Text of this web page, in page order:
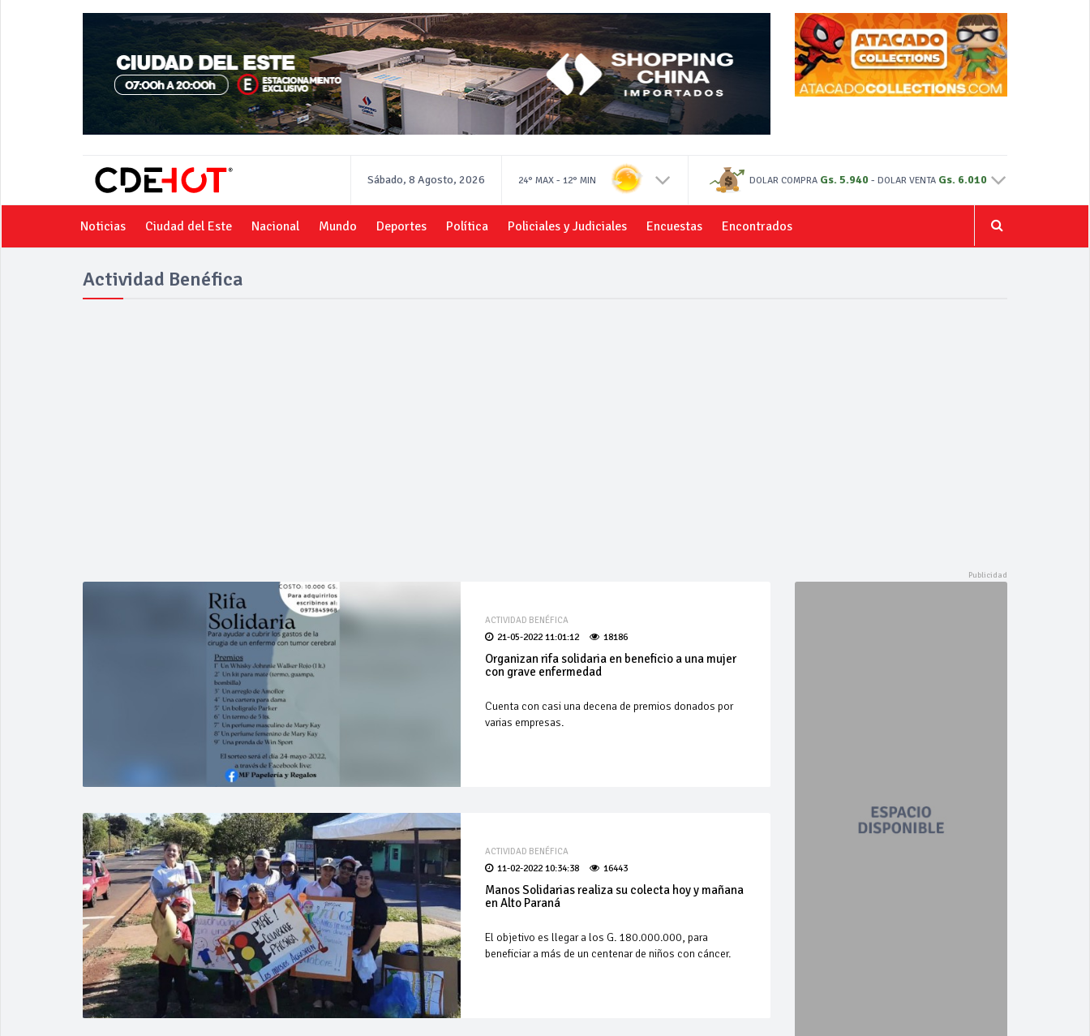
Sábado, 8 Agosto, 2026 24° MAX - 12° MIN DOLAR COMPRA Gs. 5.940 - DOLAR VENTA Gs. 6.010
Noticias Ciudad del Este Nacional Mundo Deportes Política Policiales y Judiciales Encuestas Encontrados
Actividad Benéfica
ACTIVIDAD BENÉFICA
21-05-2022 11:01:12 18186
Organizan rifa solidaria en beneficio a una mujer
con grave enfermedad
Cuenta con casi una decena de premios donados por
varias empresas.
ACTIVIDAD BENÉFICA
11-02-2022 10:34:38 16443
Manos Solidarias realiza su colecta hoy y mañana
en Alto Paraná
El objetivo es llegar a los G. 180.000.000, para
beneficiar a más de un centenar de niños con cáncer.